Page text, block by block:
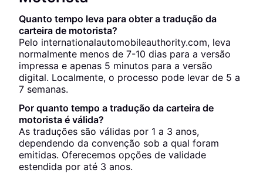
Quanto tempo leva para obter a tradução da
carteira de motorista?
Pelo internationalautomobileauthority.com, leva
normalmente menos de 7-10 dias para a versão
impressa e apenas 5 minutos para a versão
digital. Localmente, o processo pode levar de 5 a
7 semanas.
Por quanto tempo a tradução da carteira de
motorista é válida?
As traduções são válidas por 1 a 3 anos,
dependendo da convenção sob a qual foram
emitidas. Oferecemos opções de validade
estendida por até 3 anos.